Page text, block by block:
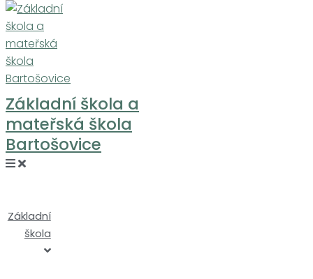
Základní škola a
mateřská škola
Bartošovice
Základní
škola